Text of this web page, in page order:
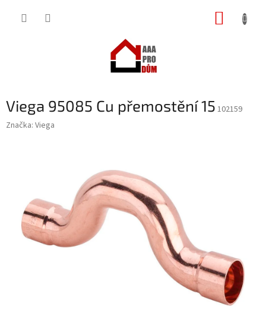
Viega 95085 Cu přemostění 15 102159
Značka: Viega